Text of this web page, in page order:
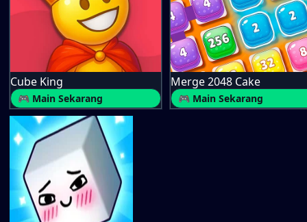
Cube King
🎮 Main Sekarang
Merge 2048 Cake
🎮 Main Sekarang